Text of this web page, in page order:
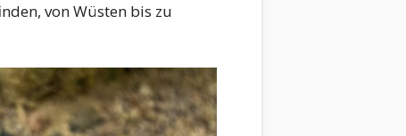
von Wüsten bis zu